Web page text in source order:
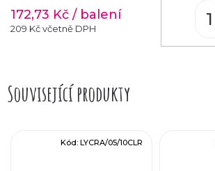
172,73 Kč / balení
209 Kč včetně DPH
Související produkty
Kód: LYCRA/05/10CLR